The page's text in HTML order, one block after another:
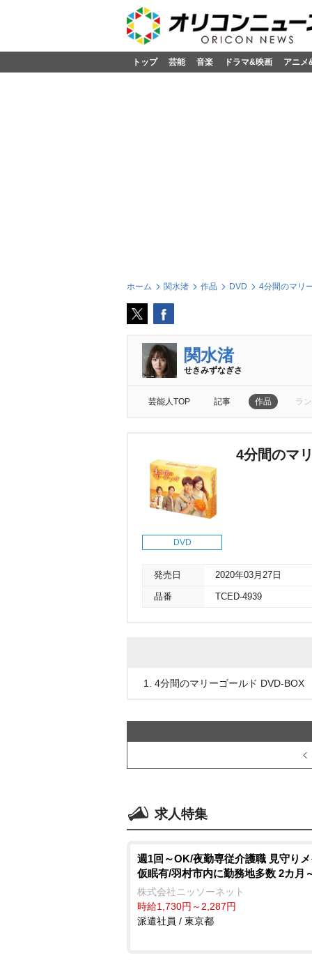
トップ 芸能 音楽 ドラマ&映画 アニメ
ホーム 関水渚 作品 DVD 4分間のマリ
関水渚
せきみずなぎさ
芸能人TOP 記事 作品 ラ
DVD
4分間のマ
発売日 2020年03月27日
品番 TCED-4939
1. 4分間のマリーゴールド DVD-BOX
求人特集
週1回～OK/夜勤専従介護職 見守り
仮眠有/羽村市内に勤務地多数 2カ月
株式会社ニッソーネット
時給1,730円～2,287円
派遣社員 / 東京都